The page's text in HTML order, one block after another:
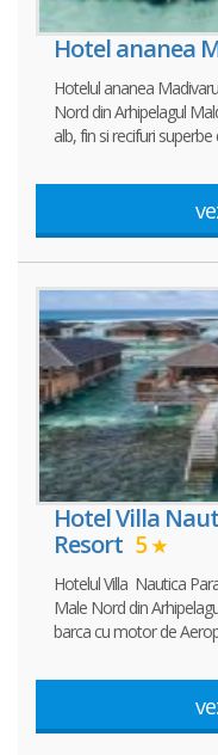
Hotel ananea
Hotelul ananea
Nord din Arhipelagul
alb, fin si recifuri
Hotel Villa
Resort 5
Hotelul Villa Nautica
Male Nord din
barca cu motor de